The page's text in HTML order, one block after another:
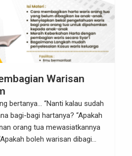
Warisan
bertanya… “Nanti kalau sudah
bagi-bagi hartanya? “Apakah
orang tua mewasiatkannya
boleh warisan dibagi
hidup ?” Jangan sampai